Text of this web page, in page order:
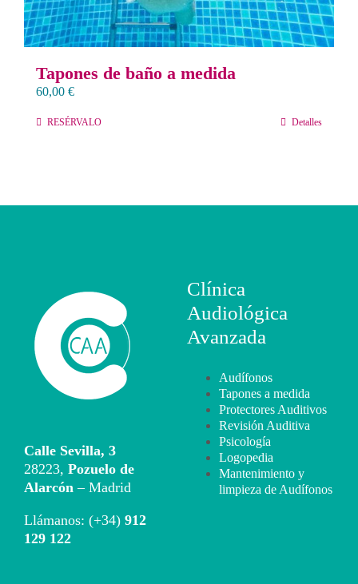
Tapones de baño a medida
60,00 €
RESÉRVALO Detalles
Calle Sevilla, 3
28223, Pozuelo de
Alarcón– Madrid
Llámanos: (+34) 912
129 122
Clínica
Audiológica
Avanzada
Audífonos
Tapones a medida
Protectores Auditivos
Revisión Auditiva
Psicología
Logopedia
Mantenimiento y
limpieza de Audífonos